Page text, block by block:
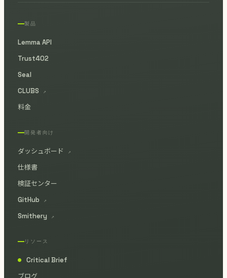
製品
Lemma API
Trust402
Seal
CLUBS
↗
料金
開発者向け
ダッシュボード ↗
仕様書
検証センター
GitHub
↗
Smithery ↗
リソース
●
Critical Brief
ブログ